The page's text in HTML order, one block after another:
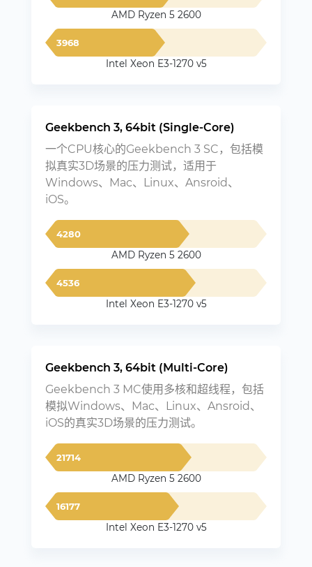
AMD Ryzen 5 2600
3968
Intel Xeon E3-1270 v5
Geekbench 3, 64bit (Single-Core)
一个CPU核心的Geekbench 3 SC，包括模
拟真实3D场景的压力测试，适用于
Windows、Mac、Linux、Ansroid、
iOS。
4280
AMD Ryzen 5 2600
4536
Intel Xeon E3-1270 v5
Geekbench 3, 64bit (Multi-Core)
Geekbench 3 MC使用多核和超线程，包括
模拟Windows、Mac、Linux、Ansroid、
iOS的真实3D场景的压力测试。
21714
AMD Ryzen 5 2600
16177
Intel Xeon E3-1270 v5